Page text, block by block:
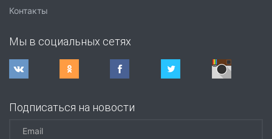
Контакты
Мы в социальных сетях
Подписаться на новости